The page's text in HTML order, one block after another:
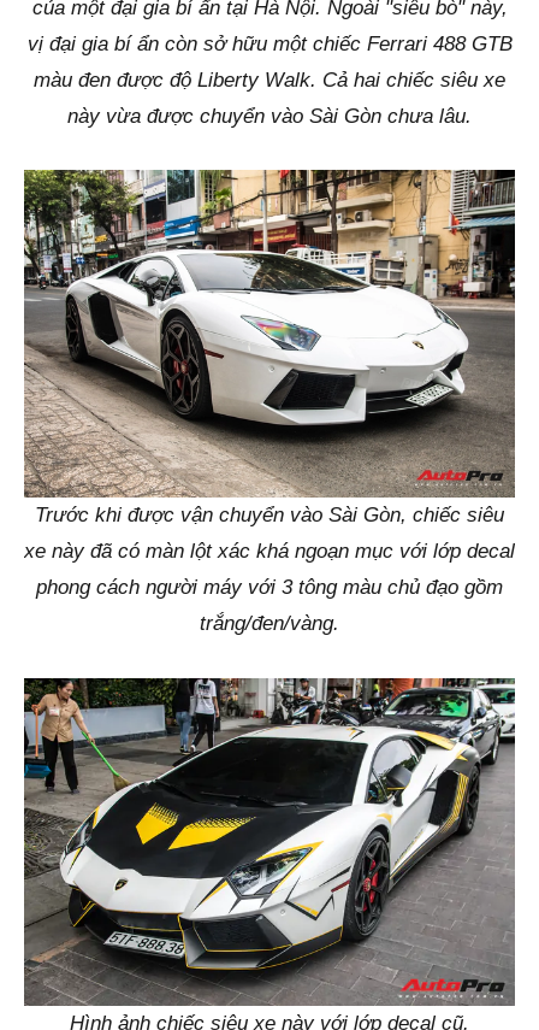
của một đại gia bí ẩn tại Hà Nội. Ngoài "siêu bò" này,
vị đại gia bí ẩn còn sở hữu một chiếc Ferrari 488 GTB
màu đen được độ Liberty Walk. Cả hai chiếc siêu xe
này vừa được chuyển vào Sài Gòn chưa lâu.
Trước khi được vận chuyển vào Sài Gòn, chiếc siêu
xe này đã có màn lột xác khá ngoạn mục với lớp decal
phong cách người máy với 3 tông màu chủ đạo gồm
trắng/đen/vàng.
Hình ảnh chiếc siêu xe này với lớp decal cũ.